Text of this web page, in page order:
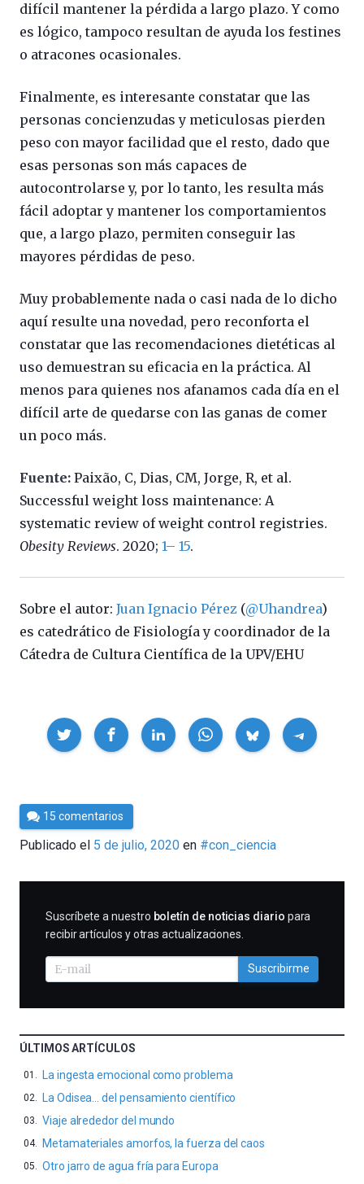
difícil mantener la pérdida a largo plazo. Y como
es lógico, tampoco resultan de ayuda los festines
o atracones ocasionales.
Finalmente, es interesante constatar que las
personas concienzudas y meticulosas pierden
peso con mayor facilidad que el resto, dado que
esas personas son más capaces de
autocontrolarse y, por lo tanto, les resulta más
fácil adoptar y mantener los comportamientos
que, a largo plazo, permiten conseguir las
mayores pérdidas de peso.
Muy probablemente nada o casi nada de lo dicho
aquí resulte una novedad, pero reconforta el
constatar que las recomendaciones dietéticas al
uso demuestran su eficacia en la práctica. Al
menos para quienes nos afanamos cada día en el
difícil arte de quedarse con las ganas de comer
un poco más.
Fuente: Paixão, C, Dias, CM, Jorge, R, et al.
Successful weight loss maintenance: A
systematic review of weight control registries.
Obesity Reviews. 2020; 1– 15.
Sobre el autor: Juan Ignacio Pérez (@Uhandrea)
es catedrático de Fisiología y coordinador de la
Cátedra de Cultura Científica de la UPV/EHU
Compartir
Por
Cultura
Cientifica
15 comentarios
Publicado el 5 de julio, 2020 en #con_ciencia
SUSCRIBIRME
Suscríbete a nuestro boletín de noticias diario para
recibir artículos y otras actualizaciones.
Suscribirme
ÚLTIMOS ARTÍCULOS
La ingesta emocional como problema
La Odisea… del pensamiento científico
Viaje alrededor del mundo
Metamateriales amorfos, la fuerza del caos
Otro jarro de agua fría para Europa